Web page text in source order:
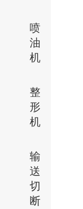
喷
油
机
整
形
机
输
送
切
断